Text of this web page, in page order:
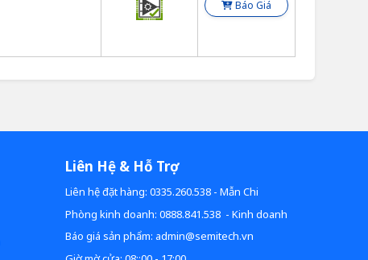
Báo Giá
Liên Hệ & Hỗ Trợ
Liên hệ đặt hàng: 0335.260.538 - Mẫn Chi
Phòng kinh doanh: 0888.841.538 - Kinh doanh
Báo giá sản phẩm: admin@semitech.vn